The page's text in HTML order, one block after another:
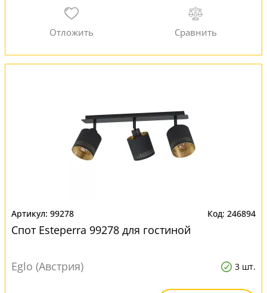
99278 246894
Спот Esteperra 99278 для гостиной
Eglo (Австрия) 3 шт.